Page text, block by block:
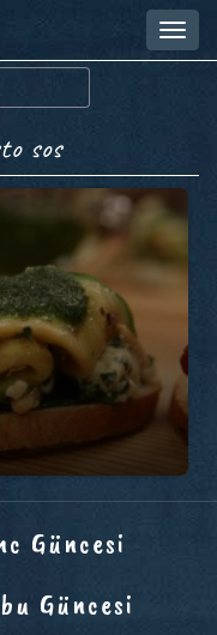
sos
Güncesi
Güncesi